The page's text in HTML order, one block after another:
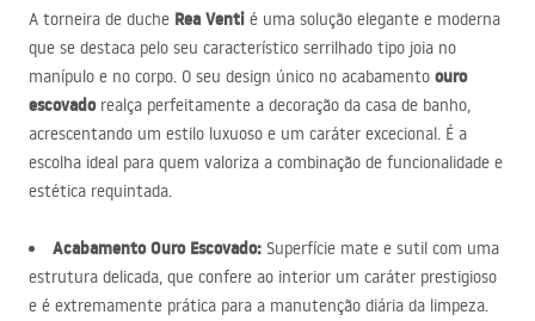
A torneira de duche Rea Venti é uma solução elegante e moderna
que se destaca pelo seu característico serrilhado tipo joia no
manípulo e no corpo. O seu design único no acabamento ouro
escovadorealça perfeitamente a decoração da casa de banho,
acrescentando um estilo luxuoso e um caráter excecional. É a
escolha ideal para quem valoriza a combinação de funcionalidade e
estética requintada.
Acabamento Ouro Escovado: Superfície mate e sutil com uma
estrutura delicada, que confere ao interior um caráter prestigioso
e é extremamente prática para a manutenção diária da limpeza.